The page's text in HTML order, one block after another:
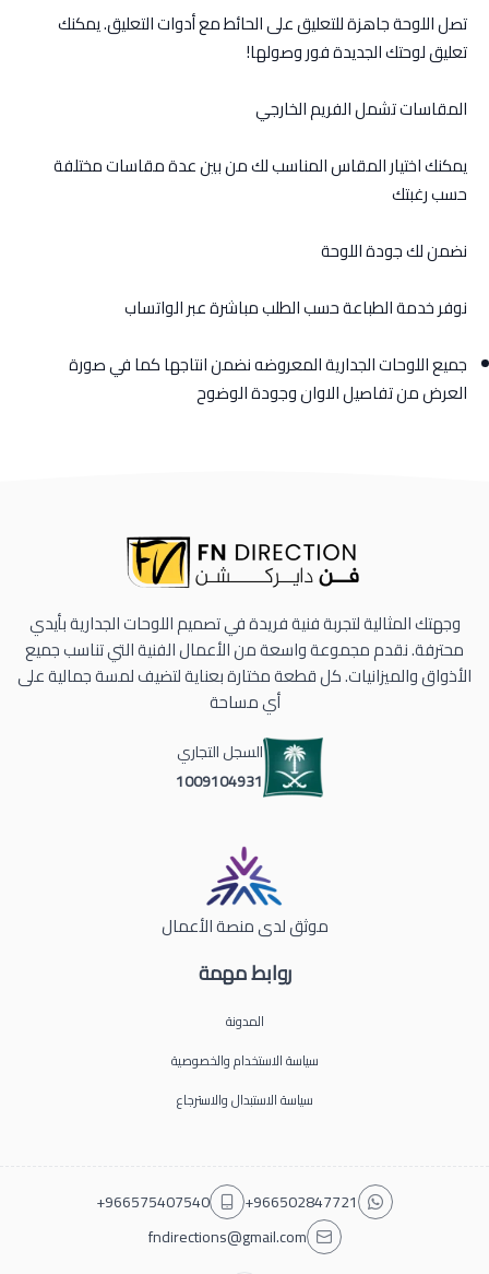
تصل اللوحة جاهزة للتعليق على الحائط مع أدوات التعليق. يمكنك
تعليق لوحتك الجديدة فور وصولها!
المقاسات تشمل الفريم الخارجي
يمكنك اختيار المقاس المناسب لك من بين عدة مقاسات مختلفة
حسب رغبتك
نضمن لك جودة اللوحة
نوفر خدمة الطباعة حسب الطلب مباشرة عبر الواتساب
جميع اللوحات الجدارية المعروضه نضمن انتاجها كما في صورة
العرض من تفاصيل الاوان وجودة الوضوح
روابط مهمة
المدونة
سياسة الاستخدام والخصوصية
سياسة الاستبدال والاسترجاع
وجهتك المثالية لتجربة فنية فريدة في تصميم اللوحات الجدارية بأيدي
محترفة. نقدم مجموعة واسعة من الأعمال الفنية التي تناسب جميع
الأذواق والميزانيات. كل قطعة مختارة بعناية لتضيف لمسة جمالية على
أي مساحة
السجل التجاري
1009104931
موثق لدى منصة الأعمال
+966502847721
+966575407540
fndirections@gmail.com